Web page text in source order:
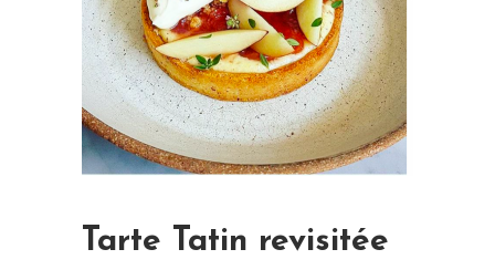
Tarte Tatin revisitée